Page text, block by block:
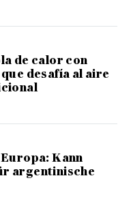
de calor con
desafía al aire
Kann
argentinische